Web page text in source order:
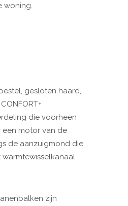
woning.
gesloten haard,
die voorheen
een motor van de
de aanzuigmond die
zijn